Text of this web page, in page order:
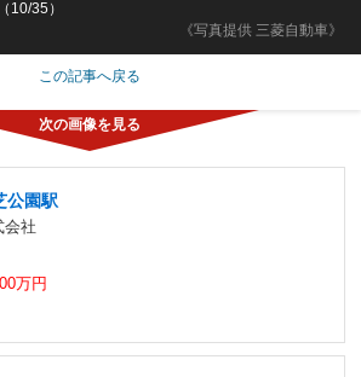
《写真提供 三菱自動車》
10/35）
この記事へ戻る
公園駅
会社
万円